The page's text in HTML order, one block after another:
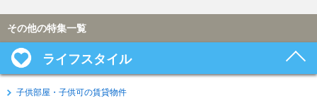
その他の特集一覧
ライフスタイル
子供部屋・子供可の賃貸物件